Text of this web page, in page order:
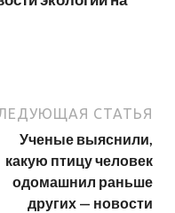
СТАТЬЯ
Ученые выяснили,
какую птицу человек
одомашнил раньше
других — новости